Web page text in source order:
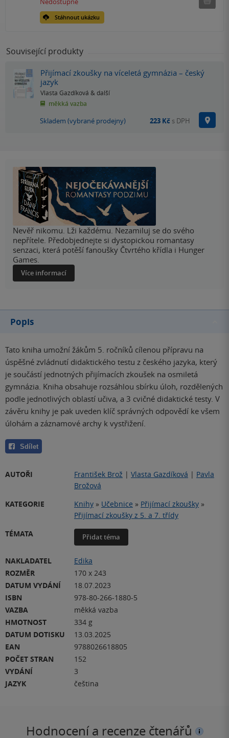
Stáhnout ukázku
Související produkty
Přijímací zkoušky na víceletá gymnázia – český
jazyk
Vlasta Gazdíková & další
měkká vazba
Skladem (vybrané prodejny) 223 Kč s DPH
Nevěř nikomu. Lži každému. Nezamiluj se do svého
nepřítele. Předobjednejte si dystopickou romantasy
senzaci, která potěší fanoušky Čtvrtého křídla i Hunger
Games.
Více informací
Popis
Tato kniha umožní žákům 5. ročníků cílenou přípravu na
úspěšné zvládnutí didaktického testu z českého jazyka, který
je součástí jednotných přijímacích zkoušek na osmiletá
gymnázia. Kniha obsahuje rozsáhlou sbírku úloh, rozdělených
podle jednotlivých oblastí učiva, a 3 cvičné didaktické testy. V
závěru knihy je pak uveden klíč správných odpovědí ke všem
úlohám a záznamové archy k vystřižení.
Sdílet
AUTOŘI František Brož | Vlasta Gazdíková | Pavla
Brožová
KATEGORIE
Knihy » Učebnice » Přijímací zkoušky »
Přijímací zkoušky z 5. a 7. třídy
TÉMATA
Přidat téma
NAKLADATEL
Edika
ROZMĚR
170 x 243
DATUM VYDÁNÍ
18.07.2023
ISBN
978-80-266-1880-5
VAZBA
měkká vazba
HMOTNOST
334 g
DATUM DOTISKU
13.03.2025
EAN
9788026618805
POČET STRAN
152
VYDÁNÍ
3
JAZYK
čeština
Hodnocení a recenze čtenářů